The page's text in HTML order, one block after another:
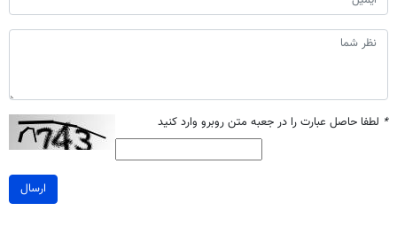
* لطفا حاصل عبارت را در جعبه متن روبرو وارد کنید
ارسال